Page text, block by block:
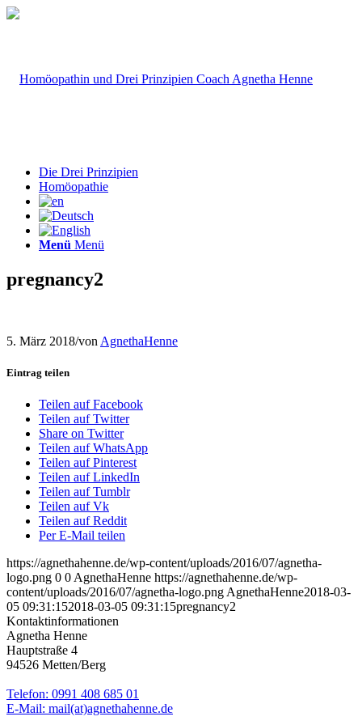
Die Drei Prinzipien
Homöopathie
Menü Menü
pregnancy2
5. März 2018/von AgnethaHenne
Eintrag teilen
Teilen auf Facebook
Teilen auf Twitter
Share on Twitter
Teilen auf WhatsApp
Teilen auf Pinterest
Teilen auf LinkedIn
Teilen auf Tumblr
Teilen auf Vk
Teilen auf Reddit
Per E-Mail teilen
https://agnethahenne.de/wp-content/uploads/2016/07/agnetha-
logo.png 0 0 AgnethaHenne https://agnethahenne.de/wp-
content/uploads/2016/07/agnetha-logo.png AgnethaHenne2018-03-
05 09:31:152018-03-05 09:31:15pregnancy2
Kontaktinformationen
Agnetha Henne
Hauptstraße 4
94526 Metten/Berg
Telefon: 0991 408 685 01
E-Mail: mail(at)agnethahenne.de